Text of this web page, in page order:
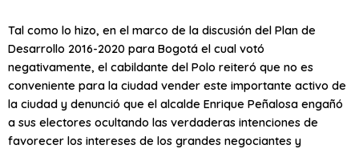
Tal como lo hizo, en el marco de la discusión del Plan de
Desarrollo 2016-2020 para Bogotá el cual votó
negativamente, el cabildante del Polo reiteró que no es
conveniente para la ciudad vender este importante activo de
la ciudad y denunció que el alcalde Enrique Peñalosa engañó
a sus electores ocultando las verdaderas intenciones de
favorecer los intereses de los grandes negociantes y